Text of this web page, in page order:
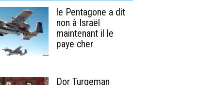
le Pentagone a dit
non à Israël
maintenant il le
paye cher
Dor Turgeman